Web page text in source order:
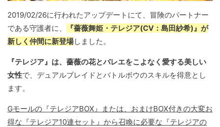
2019/02/26に行われたアップデートにて、冒険のパートナー
である守護者に、
『薔薇舞姫・テレジア(CV：島田紗希)』が
新しく仲間に新登場しました。
『テレジア』は、薔薇の花とバレエをこよなく愛する美しい
女性で、デュアルブレイドとバトルボウのスキルを得意とし
ます。
Gモールの『テレジアBOX』または、おまけBOX付きの大変お
得な『テレジア10連セット』から召喚に必要な『テレジアの